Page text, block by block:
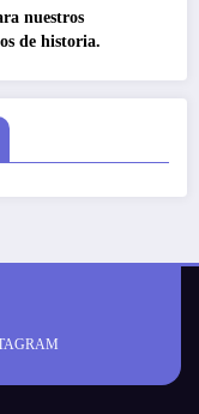
nuestros
de historia.